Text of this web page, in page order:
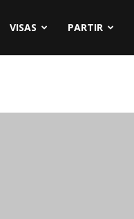
VISAS PARTIR